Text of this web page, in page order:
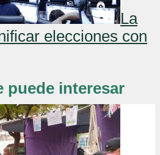
La
elecciones con
puede interesar